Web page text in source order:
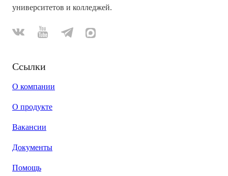
университетов и колледжей.
Ссылки
О компании
О продукте
Вакансии
Документы
Помощь